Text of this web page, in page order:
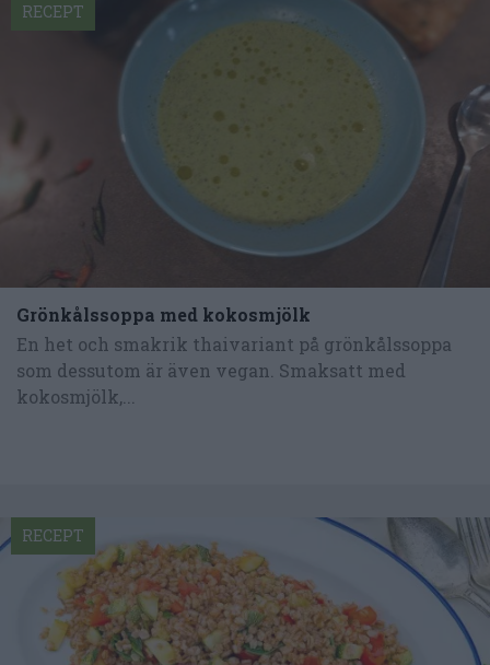
Grönkålssoppa med kokosmjölk
En het och smakrik thaivariant på grönkålssoppa
som dessutom är även vegan. Smaksatt med
kokosmjölk,...
RECEPT
RECEPT